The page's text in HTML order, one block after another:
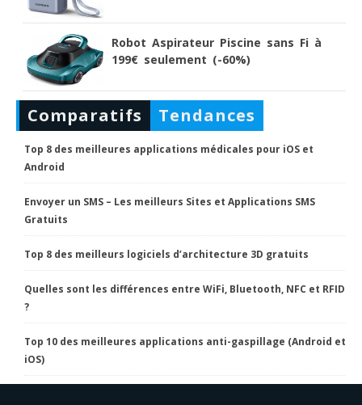
Robot Aspirateur Piscine sans Fi à
199€ seulement (-60%)
Comparatifs Tendances
Top 8 des meilleures applications médicales pour iOS et
Android
Envoyer un SMS – Les meilleurs Sites et Applications SMS
Gratuits
Top 8 des meilleurs logiciels d’architecture 3D gratuits
Quelles sont les différences entre WiFi, Bluetooth, NFC et RFID
?
Top 10 des meilleures applications anti-gaspillage (Android et
iOS)